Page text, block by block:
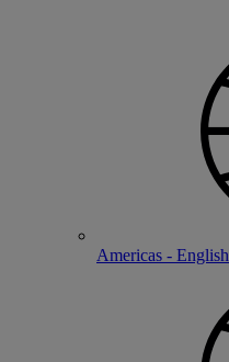
Americas - English